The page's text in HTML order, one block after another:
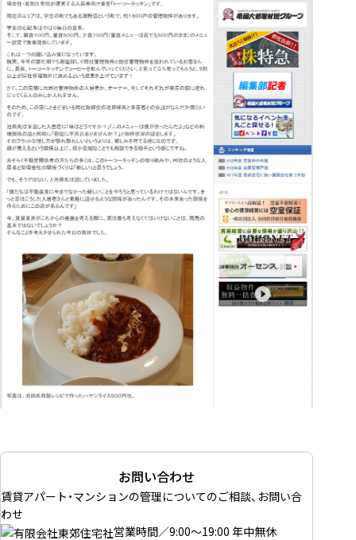
お問い合わせ
賃貸アパート・マンションの管理についてのご相談、お問い合
わせ
営業時間／9:00～19:00 年中無休